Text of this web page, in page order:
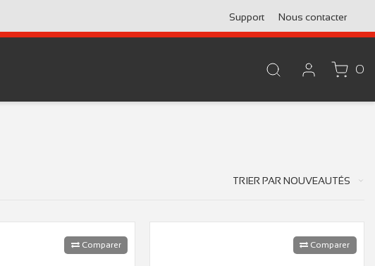
Support Nous contacter
0
TRIER PAR NOUVEAUTÉS
Comparer Comparer